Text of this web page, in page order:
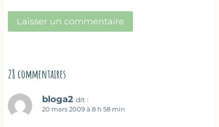
28 commentaires
bloga2 dit :
20 mars 2009 à 8 h 58 min